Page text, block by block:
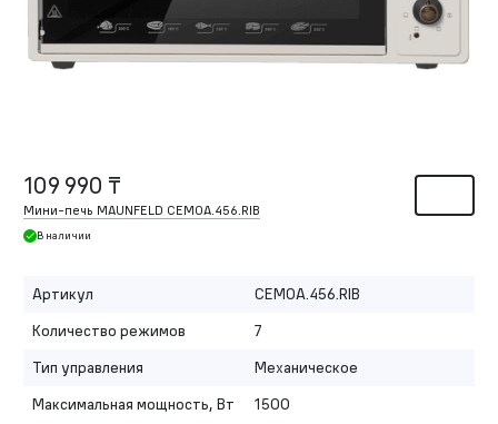
109 990 ₸
Мини-печь MAUNFELD CEMOA.456.RIB
В наличии
Артикул
CEMOA.456.RIB
Количество режимов
7
Тип управления
Механическое
Максимальная мощность, Вт
1500